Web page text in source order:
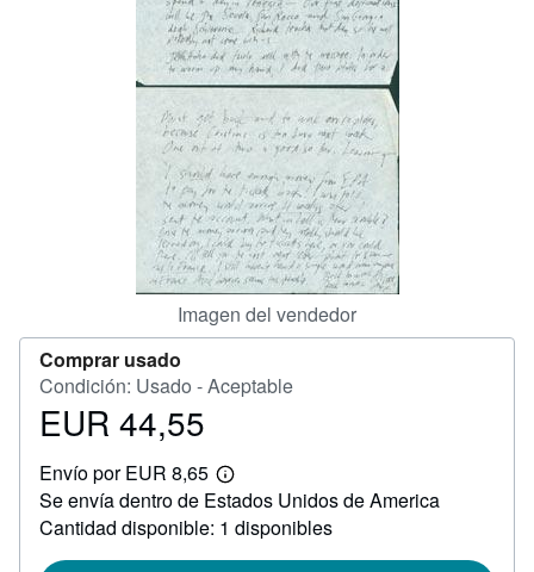
CERRAR
Imagen del vendedor
Comprar usado
Condición: Usado - Aceptable
Precio
44,55
EUR 44,55
Envío por EUR 8,65
Más
información
sobre
las
Se envía dentro de Estados Unidos de America
Cantidad disponible: 1 disponibles